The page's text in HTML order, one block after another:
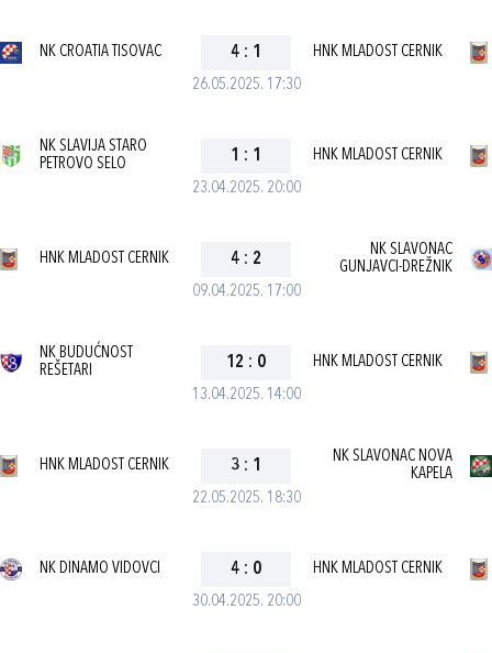
26.05.2025. 17:30
NK CROATIA TISOVAC 4 : 1 HNK MLADOST CERNIK
23.04.2025. 20:00
NK SLAVIJA STARO
PETROVO SELO
1 : 1 HNK MLADOST CERNIK
09.04.2025. 17:00
HNK MLADOST CERNIK 4 : 2
NK SLAVONAC
GUNJAVCI-DREŽNIK
13.04.2025. 14:00
NK BUDUĆNOST
REŠETARI
12 : 0 HNK MLADOST CERNIK
22.05.2025. 18:30
HNK MLADOST CERNIK 3 : 1
NK SLAVONAC NOVA
KAPELA
30.04.2025. 20:00
NK DINAMO VIDOVCI 4 : 0 HNK MLADOST CERNIK